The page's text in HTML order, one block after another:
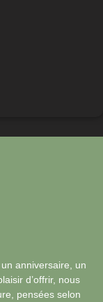
anniversaire, un
d’offrir, nous
pensées selon